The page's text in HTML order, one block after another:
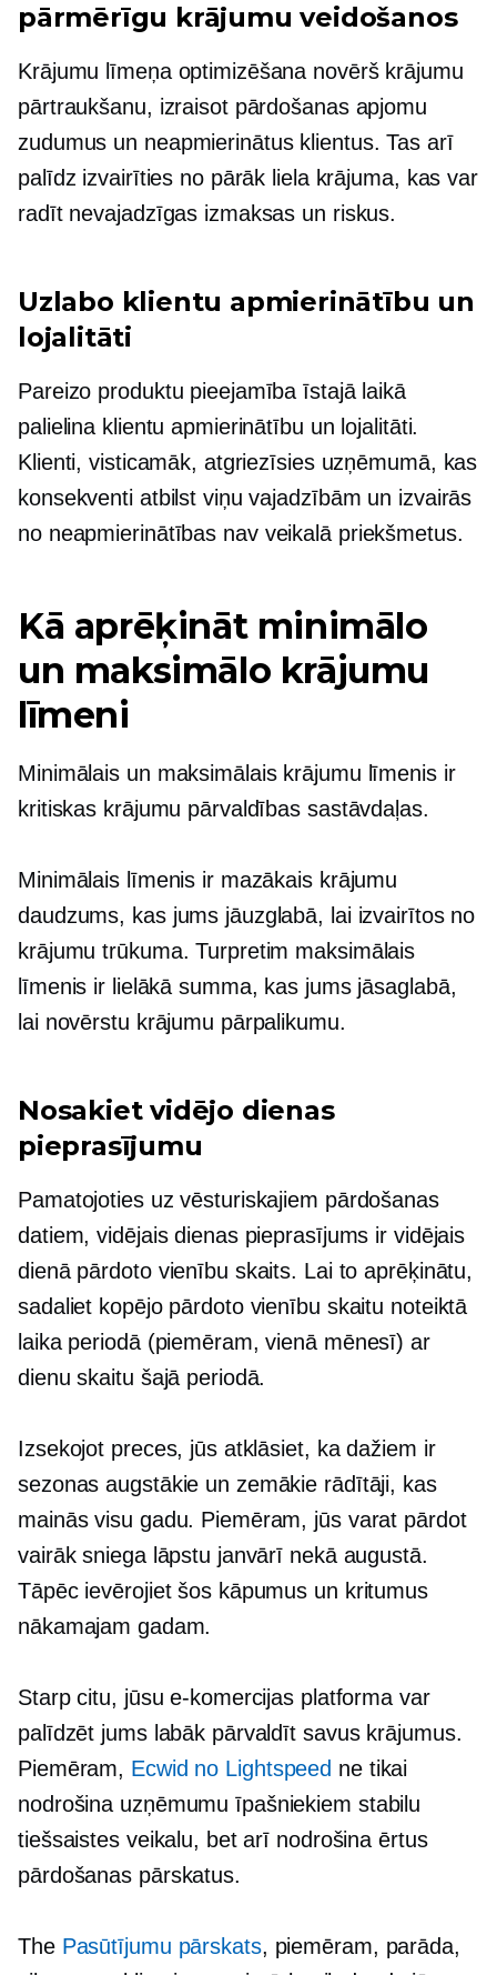
pārmērīgu krājumu veidošanos
Krājumu līmeņa optimizēšana novērš krājumu
pārtraukšanu, izraisot pārdošanas apjomu
zudumus un neapmierinātus klientus. Tas arī
palīdz izvairīties no pārāk liela krājuma, kas var
radīt nevajadzīgas izmaksas un riskus.
Uzlabo klientu apmierinātību un
lojalitāti
Pareizo produktu pieejamība īstajā laikā
palielina klientu apmierinātību un lojalitāti.
Klienti, visticamāk, atgriezīsies uzņēmumā, kas
konsekventi atbilst viņu vajadzībām un izvairās
no neapmierinātības nav veikalāpriekšmetus.
Kā aprēķināt minimālo
un maksimālo krājumu
līmeni
Minimālais un maksimālais krājumu līmenis ir
kritiskas krājumu pārvaldības sastāvdaļas.
Minimālais līmenis ir mazākais krājumu
daudzums, kas jums jāuzglabā, lai izvairītos no
krājumu trūkuma. Turpretim maksimālais
līmenis ir lielākā summa, kas jums jāsaglabā,
lai novērstu krājumu pārpalikumu.
Nosakiet vidējo dienas
pieprasījumu
Pamatojoties uz vēsturiskajiem pārdošanas
datiem, vidējais dienas pieprasījums ir vidējais
dienā pārdoto vienību skaits. Lai to aprēķinātu,
sadaliet kopējo pārdoto vienību skaitu noteiktā
laika periodā (piemēram, vienā mēnesī) ar
dienu skaitu šajā periodā.
Izsekojot preces, jūs atklāsiet, ka dažiem ir
sezonas augstākie un zemākie rādītāji, kas
mainās visu gadu. Piemēram, jūs varat pārdot
vairāk sniega lāpstu janvārī nekā augustā.
Tāpēc ievērojiet šos kāpumus un kritumus
nākamajam gadam.
Starp citu, jūsu e-komercijas platforma var
palīdzēt jums labāk pārvaldīt savus krājumus.
Piemēram, Ecwid no Lightspeed ne tikai
nodrošina uzņēmumu īpašniekiem stabilu
tiešsaistes veikalu, bet arī nodrošina ērtus
pārdošanas pārskatus.
The Pasūtījumu pārskats, piemēram, parāda,